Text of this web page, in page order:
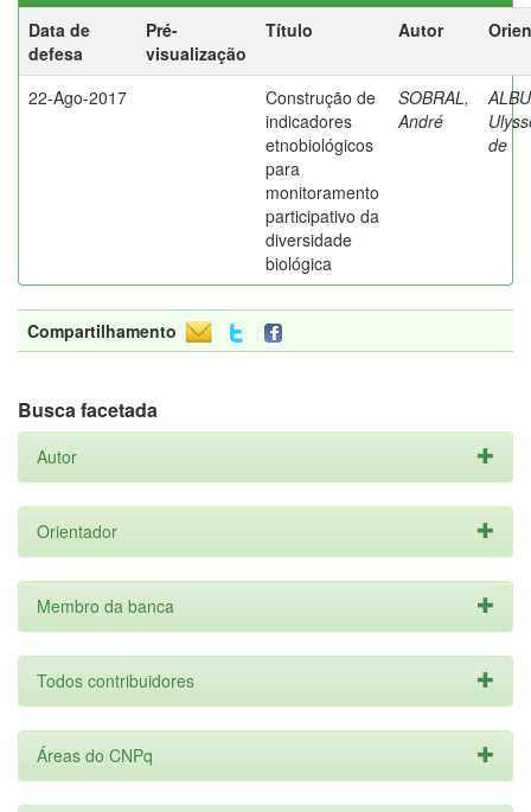
Data de
defesa
Pré-
visualização
Título Autor
22-Ago-2017
Construção de
indicadores
etnobiológicos
para
monitoramento
participativo da
diversidade
biológica
SOBRAL,
André
de
Compartilhamento
Busca facetada
Autor
Orientador
Membro da banca
Todos contribuidores
Áreas do CNPq